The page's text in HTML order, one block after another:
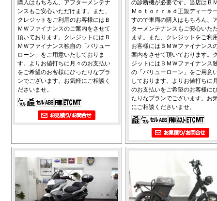
購入はもちろん、アフターメンテナ
ンスもご安心いただけます。また、
クレジットをご利用のお客様にはＢ
ＭＷファイナンスのご案内をさせて
頂いております。クレジットにはＢ
ＭＷファイナンス独自の「バリュー
ローン」をご用意いたしておりま
す。よりお値打ちに月々のお支払い
をご希望のお客様にぴったりなプラ
ンでございます。お気軽にご相談く
ださいませ。
の診断機が必要です。当店はＢ
Ｍｏｔｏｒｒａｄ正規ディーラ
すので車両の購入はもちろん、
ターメンテナンスもご安心いた
ます。また、クレジットをご利
お客様にはＢＭＷファイナンス
案内をさせて頂いております。
ジットにはＢＭＷファイナンス
の「バリューローン」をご用意
しております。よりお値打ちに
のお支払いをご希望のお客様に
たりなプランでございます。お
にご相談くださいませ。